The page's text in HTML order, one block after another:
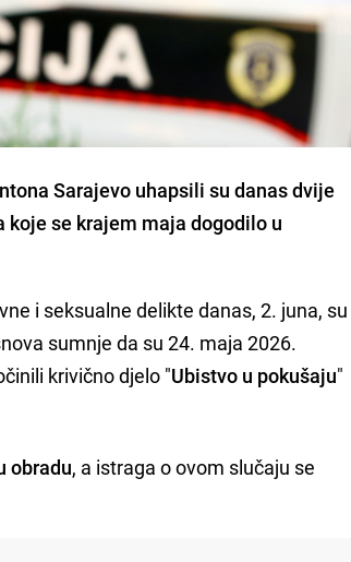
Sarajevo uhapsili su danas dvije
koje se krajem maja dogodilo u
i seksualne delikte danas, 2. juna, su
sumnje da su 24. maja 2026.
krivično djelo "Ubistvo u pokušaju"
obradu, a istraga o ovom slučaju se